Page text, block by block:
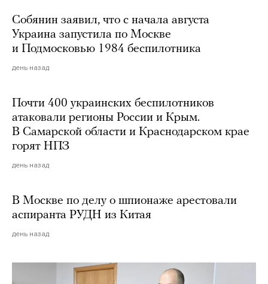
Собянин заявил, что с начала августа
Украина запустила по Москве
и Подмосковью 1984 беспилотника
день назад
Почти 400 украинских беспилотников
атаковали регионы России и Крым.
В Самарской области и Краснодарском крае
горят НПЗ
день назад
В Москве по делу о шпионаже арестовали
аспиранта РУДН из Китая
день назад